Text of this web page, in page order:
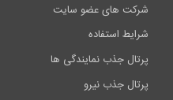
شرکت های عضو سایت
شرایط استفاده
پرتال جذب نمایندگی ها
پرتال جذب نیرو